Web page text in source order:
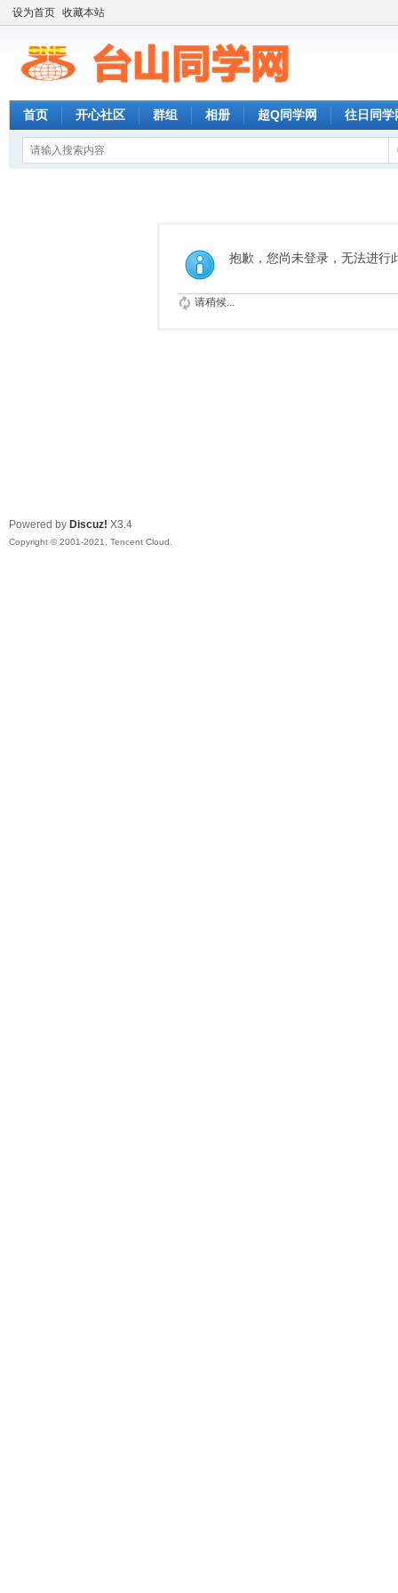
设为首页 收藏本站
首页 开心社区 群组 相册 超Q同学网 往日同学
抱歉，您尚未登录，无法进行
请稍候...
Powered by Discuz! X3.4
Copyright © 2001-2021, Tencent Cloud.